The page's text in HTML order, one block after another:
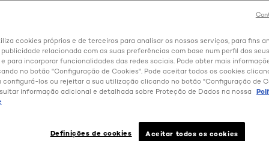
é a sua imagem de marca em termos de beleza e um
requer especial atenção. É por isso que a L'Oréal
de produtos de cuidados de cabelo, que respondem às
Mantenha o cabelo limpo e disciplinado com os
elevada qualidade. Nutra-o com máscaras para cabelo
de cabelo não tem de ficar por aqui, pois L'Oréal
para pentear, lacas e séruns capilares concebidos
uma mudança radical, retocar as raízes, cobrir os
cookies próprios e de terceiros para analisar os nossos serviços, para fins
relacionada com as suas preferências com base num perfil dos
para incorporar funcionalidades das redes sociais. Pode obter mais
no botão "Configuração de Cookies". Pode aceitar todos os cookies
configurá-los ou rejeitar a sua utilização clicando no botão "Configuração de
informação adicional e detalhada sobre Proteção de Dados na nossa
Definições de cookies Aceitar todos os cookies